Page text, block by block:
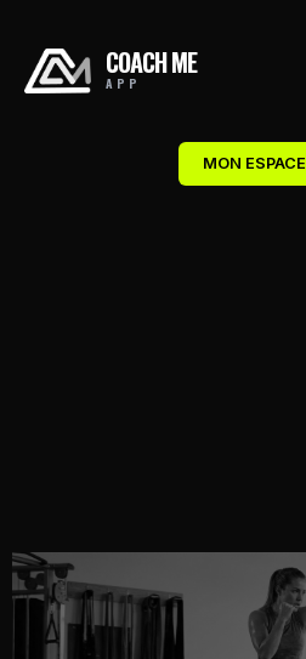
COACH ME
APP
MON ESPACE